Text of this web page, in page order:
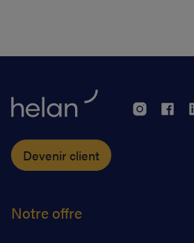
vous facilitera grandement la vie.
Devenir client
Notre offre